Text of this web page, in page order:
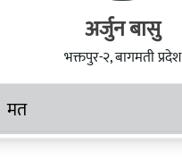
अर्जुन बासु
भक्तपुर-२, बागमती प्रदेश
मत